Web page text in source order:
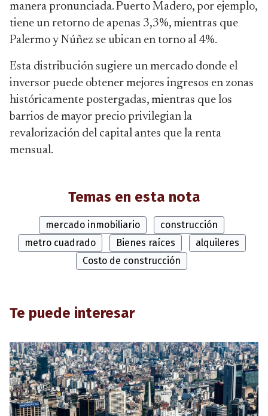
manera pronunciada. Puerto Madero, por ejemplo,
tiene un retorno de apenas 3,3%, mientras que
Palermo y Núñez se ubican en torno al 4%.
Esta distribución sugiere un mercado donde el
inversor puede obtener mejores ingresos en zonas
históricamente postergadas, mientras que los
barrios de mayor precio privilegian la
revalorización del capital antes que la renta
mensual.
Temas en esta nota
mercado inmobiliario
construcción
metro cuadrado
Bienes raíces
alquileres
Costo de construcción
Te puede interesar